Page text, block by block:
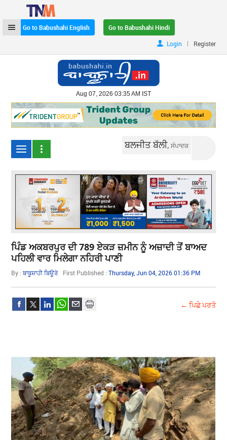
Go to Babushahi English
Go to Babushahi Hindi
Login
| Register
Aug 07, 2026 03:35 AM IST
ਬਲਜੀਤ ਬੱਲੀ,ਸੰਪਾਦਕ
ਪਿੰਡ ਅਕਬਰਪੁਰ ਦੀ 789 ਏਕੜ ਜ਼ਮੀਨ ਨੂੰ ਅਜ਼ਾਦੀ ਤੋਂ ਬਾਅਦ
ਪਹਿਲੀ ਵਾਰ ਮਿਲੇਗਾ ਨਹਿਰੀ ਪਾਣੀ
By :ਬਾਬੂਸ਼ਾਹੀ ਬਿਊਰੋ First Published :Thursday, Jun 04, 2026 01:36 PM
← ਪਿਛੇ ਪਰਤੋ